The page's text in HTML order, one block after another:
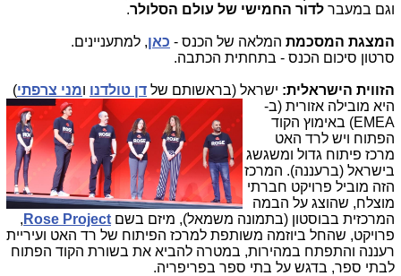
וגם במעבר לדור החמישי של עולם הסלולר.
המצגת המסכמתהמלאה של הכנס - כאן, למתעניינים.
סרטון סיכום הכנס - בתחתית הכתבה.
הזווית הישראלית:ישראל (בראשותם של דן טולדנו מני צרפתי)
היא מובילה אזורית (ב-
EMEA) באימוץ הקוד
הפתוח ויש לרד האט
מרכז פיתוח גדול ומשגשג
בישראל (ברעננה). המרכז
הזה מוביל פרויקט חברתי
מוצלח, שהוצג על הבמה
המרכזית בבוסטון (בתמונה משמאל), מיזם בשם Rose Project
פרויקט, שהחל ביוזמה משותפת למרכז הפיתוח של רד האט ועיריית
רעננה והתפתח במהירות, במטרה להביא את בשורת הקוד הפתוח
לבתי ספר, בדגש על בתי ספר בפריפריה.